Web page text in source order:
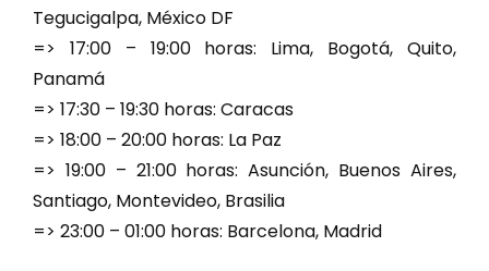
Tegucigalpa, México DF
=> 17:00 – 19:00 horas: Lima, Bogotá, Quito,
Panamá
=> 17:30 – 19:30 horas: Caracas
=> 18:00 – 20:00 horas: La Paz
=> 19:00 – 21:00 horas: Asunción, Buenos Aires,
Santiago, Montevideo, Brasilia
=> 23:00 – 01:00 horas: Barcelona, Madrid